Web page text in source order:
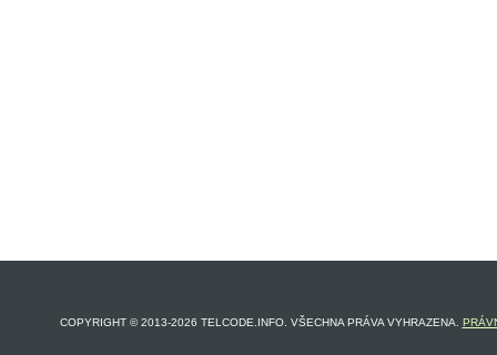
COPYRIGHT © 2013-2026 TELCODE.INFO. VŠECHNA PRÁVA VYHRAZENA.